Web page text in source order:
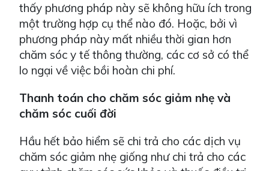
thấy phương pháp này sẽ không hữu ích trong
một trường hợp cụ thể nào đó. Hoặc, bởi vì
phương pháp này mất nhiều thời gian hơn
chăm sóc y tế thông thường, các cơ sở có thể
lo ngại về việc bồi hoàn chi phí.
Thanh toán cho chăm sóc giảm nhẹ và
chăm sóc cuối đời
Hầu hết bảo hiểm sẽ chi trả cho các dịch vụ
chăm sóc giảm nhẹ giống như chi trả cho các